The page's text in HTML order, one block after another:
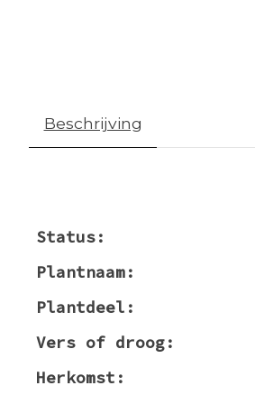
Beschrijving
Status:
Plantnaam:
Plantdeel:
Vers of droog:
Herkomst: